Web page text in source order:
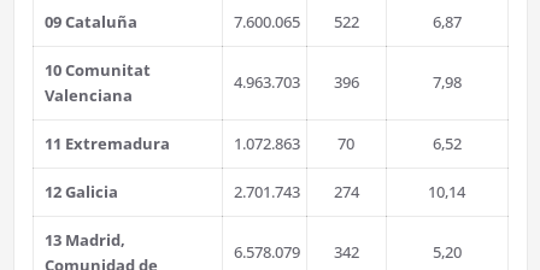
09 Cataluña 7.600.065 522 6,87
10 Comunitat
Valenciana
4.963.703 396 7,98
11 Extremadura 1.072.863 70 6,52
12 Galicia 2.701.743 274 10,14
13 Madrid,
Comunidad de
6.578.079 342 5,20